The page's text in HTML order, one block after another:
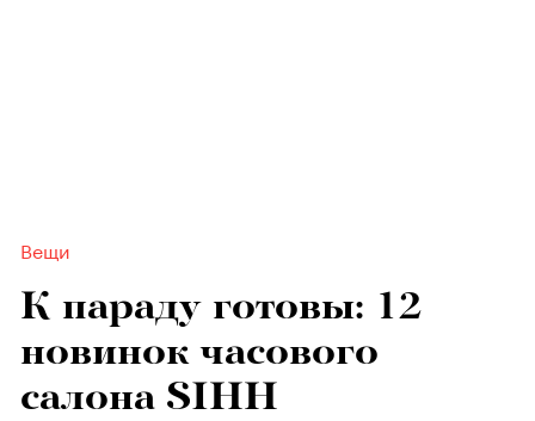
Вещи
К параду готовы: 12
новинок часового
салона SIHH